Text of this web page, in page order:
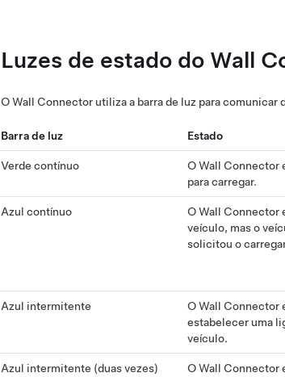
Luzes de estado do Wall
O Wall Connector utiliza a barra de luz para
Barra de luz Estado
Verde contínuo
O Wall Connector
para carregar.
Azul contínuo
O Wall Connector
veículo, mas o
solicitou o
Azul intermitente
O Wall Connector
estabelecer uma
veículo.
Azul intermitente (duas vezes)
O Wall Connector